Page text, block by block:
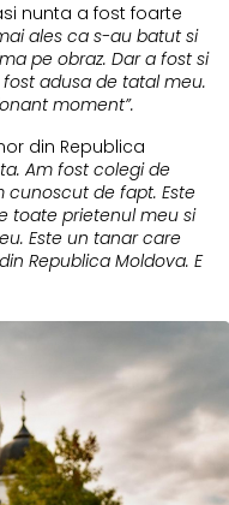
nunta a fost foarte
ales ca s-au batut si
pe obraz. Dar a fost si
adusa de tatal meu.
moment”.
din Republica
Am fost colegi de
cunoscut de fapt. Este
toate prietenul meu si
Este un tanar care
Republica Moldova. E